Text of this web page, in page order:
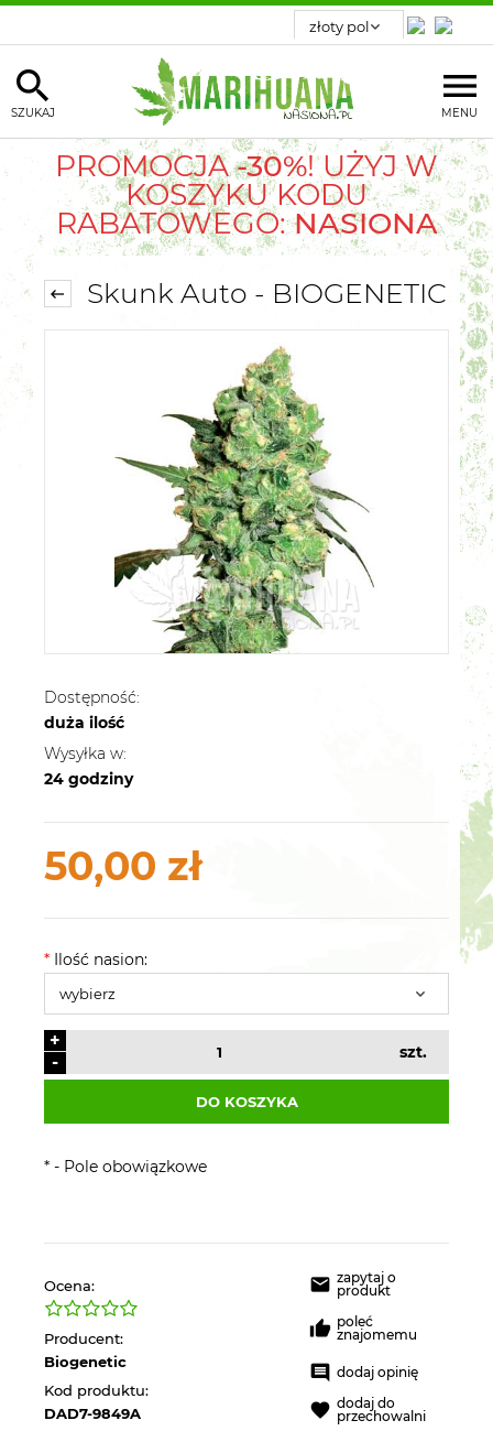
MENU
SZUKAJ
PROMOCJA-30%! UŻYJ W
KOSZYKU KODU
RABATOWEGO:NASIONA
Skunk Auto - BIOGENETIC
Dostępność:
duża ilość
Wysyłka w:
24 godziny
50,00 zł
* Ilość nasion:
-
+
szt.
DO KOSZYKA
* - Pole obowiązkowe
Ocena:
Producent:
Biogenetic
Kod produktu:
DAD7-9849A
zapytaj o
produkt
poleć
znajomemu
dodaj opinię
dodaj do
przechowalni